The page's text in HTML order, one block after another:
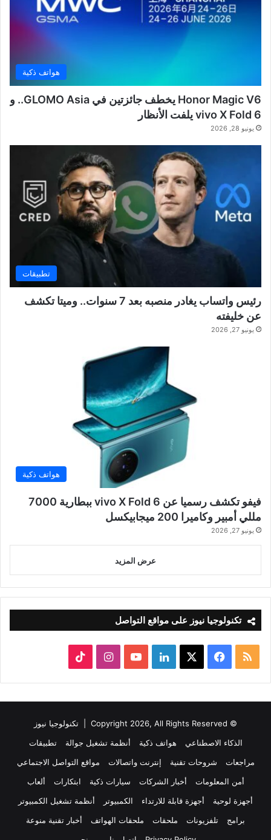
هواتف ذكية
Honor Magic V6 يخطف جائزتين في GLOMO Asia.. و
vivo X Fold 6 يلفت الأنظار
يونيو 28, 2026
تطبيقات
رئيس واتساب يغادر منصبه بعد 7 سنوات.. وميتا تكشف
عن خليفته
يونيو 27, 2026
هواتف ذكية
فيفو تكشف رسميا عن vivo X Fold 6 ببطارية 7000
مللي أمبير وكاميرا 200 ميجابيكسل
يونيو 27, 2026
عرض المزيد
تكنولوجيا نيوز على مواقع التواصل
ملخص
الموقع
RSS
فيسبوك لينكدإن‫YouTubeانستقرام
© Copyright 2026, All Rights Reserved |
تكنولوجيا نيوز
الذكاء الاصطناعي
هواتف ذكية أنظمة تشغيل جوالة
تطبيقات
مراجعات
شروحات تقنية إنترنت واتصالات
مواقع التواصل الاجتماعي
أمن المعلومات
أخبار الشركات سيارات ذكية ابتكارات
ألعاب
أجهزة لوحية
أجهزة قابلة للارتداء الكمبيوتر
أنظمة تشغيل الكمبيوتر
برامج
تلفزيونات ملحقات ملحقات الهواتف
أخبار تقنية منوعة